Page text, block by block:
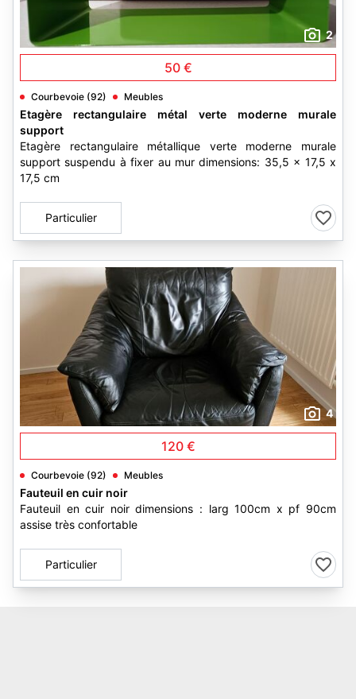
2
50 €
Courbevoie (92) Meubles
Etagère rectangulaire métal verte moderne murale
support
Etagère rectangulaire métallique verte moderne murale
support suspendu à fixer au mur dimensions: 35,5 x 17,5 x
17,5 cm
Particulier
4
120 €
Courbevoie (92) Meubles
Fauteuil en cuir noir
Fauteuil en cuir noir dimensions : larg 100cm x pf 90cm
assise très confortable
Particulier